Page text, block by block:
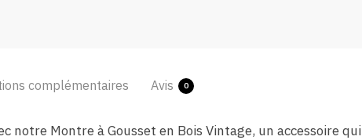
complémentaires Avis 0
notre Montre à Gousset en Bois Vintage, un accessoire qui